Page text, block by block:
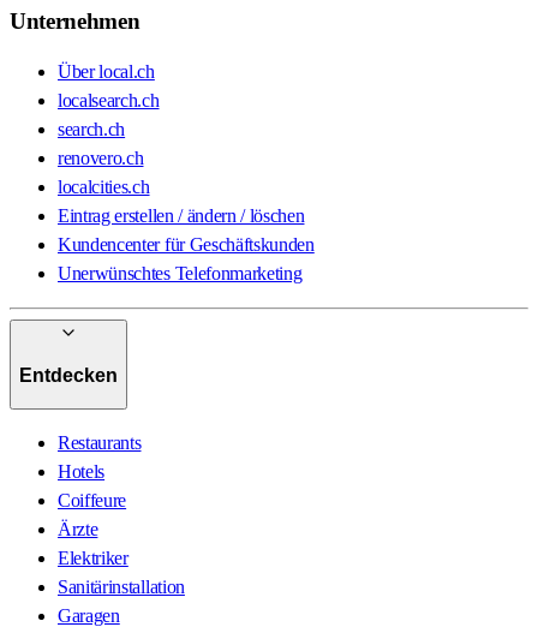
Unternehmen
Über local.ch
localsearch.ch
search.ch
renovero.ch
localcities.ch
Eintrag erstellen / ändern / löschen
Kundencenter für Geschäftskunden
Unerwünschtes Telefonmarketing
Entdecken
Restaurants
Hotels
Coiffeure
Ärzte
Elektriker
Sanitärinstallation
Garagen